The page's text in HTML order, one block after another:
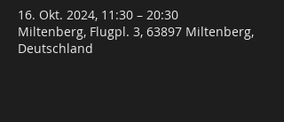
16. Okt. 2024, 11:30 – 20:30
Miltenberg, Flugpl. 3, 63897 Miltenberg,
Deutschland